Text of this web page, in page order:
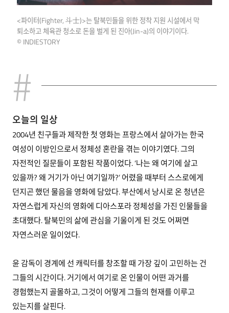
<파이터(Fighter, 斗士)>는 탈북민들을 위한 정착 지원 시설에서 막
퇴소하고 체육관 청소로 돈을 벌게 된 진아(Jin-a)의 이야기이다.
© INDIESTORY
오늘의 일상
2004년 친구들과 제작한 첫 영화는 프랑스에서 살아가는 한국
여성이 이방인으로서 정체성 혼란을 겪는 이야기였다. 그의
자전적인 질문들이 포함된 작품이었다. ‘나는 왜 여기에 살고
있을까? 왜 거기가 아닌 여기일까?’ 어렸을 때부터 스스로에게
던지곤 했던 물음을 영화에 담았다. 부산에서 낭시로 온 청년은
자연스럽게 자신의 영화에 디아스포라 정체성을 가진 인물들을
초대했다. 탈북민의 삶에 관심을 기울이게 된 것도 어쩌면
자연스러운 일이었다.
윤 감독이 경계에 선 캐릭터를 창조할 때 가장 깊이 고민하는 건
그들의 시간이다. 거기에서 여기로 온 인물이 어떤 과거를
경험했는지 골몰하고, 그것이 어떻게 그들의 현재를 이루고
있는지를 살핀다.